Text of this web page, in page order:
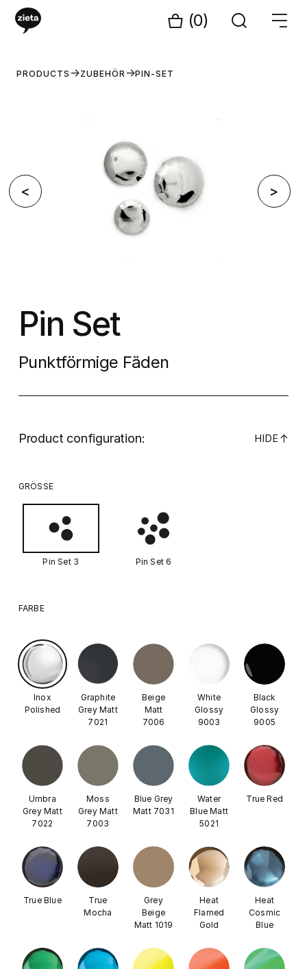
(0)
PRODUCTS ZUBEHÖR PIN-SET
< >
Pin Set
Punktförmige Fäden
Product configuration: HIDE ↓
GRÖSSE
Pin Set 3 Pin Set 6
FARBE
Inox
Polished
Graphite
Grey Matt
7021
Beige
Matt
7006
White
Glossy
9003
Black
Glossy
9005
Umbra
Grey Matt
7022
Moss
Grey Matt
7003
Blue Grey
Matt 7031
Water
Blue Matt
5021
True Red
True Blue
True
Mocha
Grey
Beige
Matt 1019
Heat
Flamed
Gold
Heat
Cosmic
Blue